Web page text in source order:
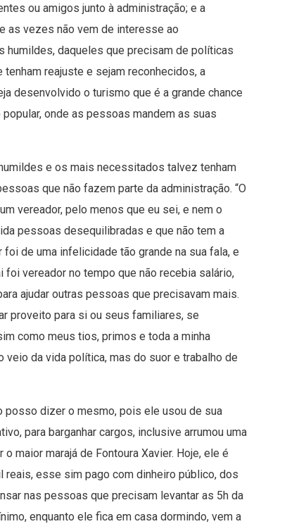
ou amigos junto à administração; e a
as vezes não vem de interesse ao
humildes, daqueles que precisam de políticas
reajuste e sejam reconhecidos, a
desenvolvido o turismo que é a grande chance
onde as pessoas mandem as suas
e os mais necessitados talvez tenham
que não fazem parte da administração. “O
vereador, pelo menos que eu sei, e nem o
pessoas desequilibradas e que não tem a
de uma infelicidade tão grande na sua fala, e
vereador no tempo que não recebia salário,
ajudar outras pessoas que precisavam mais.
proveito para si ou seus familiares, se
como meus tios, primos e toda a minha
da vida política, mas do suor e trabalho de
posso dizer o mesmo, pois ele usou de sua
para barganhar cargos, inclusive arrumou uma
maior marajá de Fontoura Xavier. Hoje, ele é
esse sim pago com dinheiro público, dos
nas pessoas que precisam levantar as 5h da
enquanto ele fica em casa dormindo, vem a